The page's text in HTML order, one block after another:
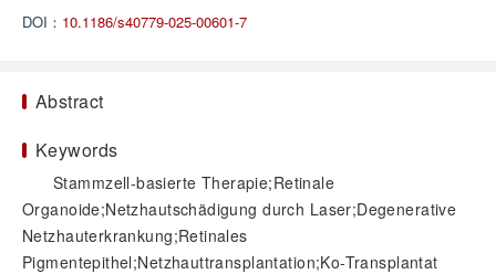
DOI： 10.1186/s40779-025-00601-7
Abstract
Keywords
Stammzell-basierte Therapie;Retinale
Organoide;Netzhautschädigung durch Laser;Degenerative
Netzhauterkrankung;Retinales
Pigmentepithel;Netzhauttransplantation;Ko-Transplantat